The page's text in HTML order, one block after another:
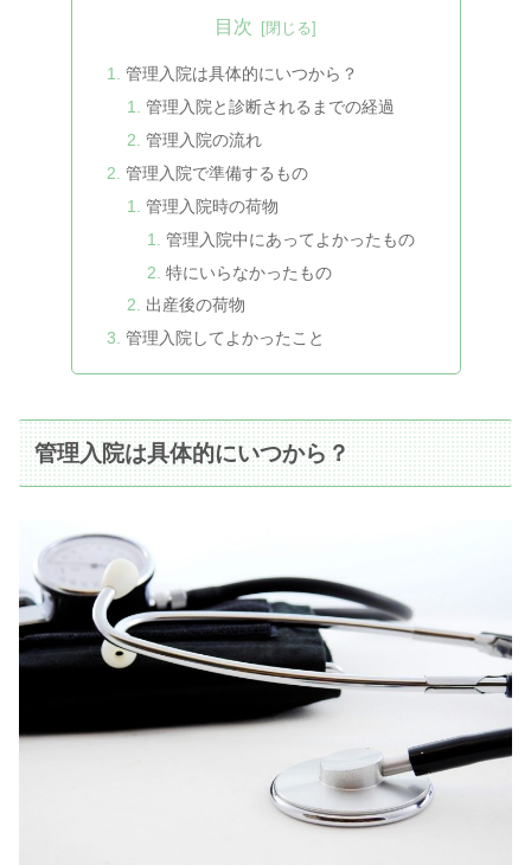
目次
管理入院は具体的にいつから？
管理入院と診断されるまでの経過
管理入院の流れ
管理入院で準備するもの
管理入院時の荷物
管理入院中にあってよかったもの
特にいらなかったもの
出産後の荷物
管理入院してよかったこと
管理入院は具体的にいつから？